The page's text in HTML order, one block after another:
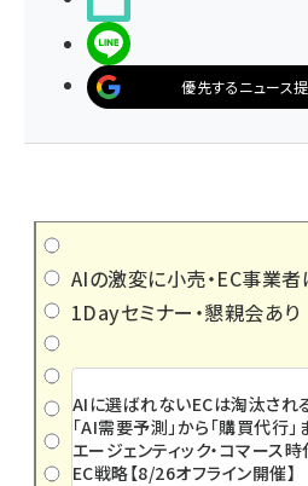
優先するニュース
AIの激変に小売・EC事業者
1Dayセミナー・懇親会あり
AIに選ばれないECは淘汰され
「AI需要予測」から「購買代行」
エージェンティック・コマース
EC戦略【8/26オフライン開催】